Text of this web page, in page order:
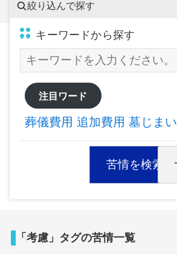
絞り込んで探す
キーワードから探す
注目ワード
葬儀費用 追加費用 墓じまい
苦情を検索
「考慮」タグの苦情一覧